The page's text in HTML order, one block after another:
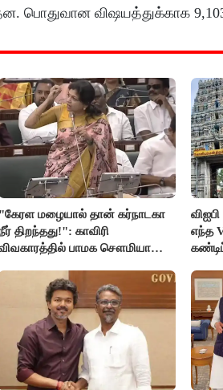
பொதுவான விஷயத்துக்காக
"கேரள மழையால் தான் கர்நாடகா
திறந்தது!": காவிரி
பாமக சௌமியா
எந்த